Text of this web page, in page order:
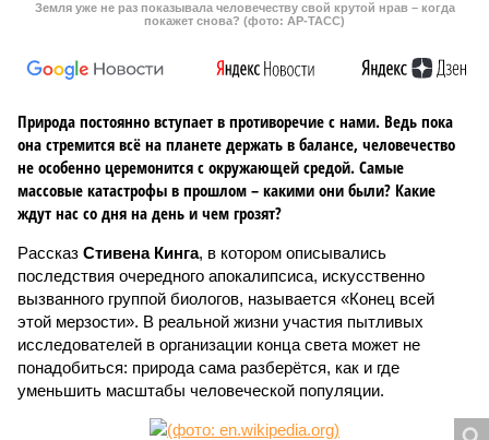
Земля уже не раз показывала человечеству свой крутой нрав – когда
покажет снова? (фото: АР-ТАСС)
Природа постоянно вступает в противоречие с нами. Ведь пока
она стремится всё на планете держать в балансе, человечество
не особенно церемонится с окружающей средой. Самые
массовые катастрофы в прошлом – какими они были? Какие
ждут нас со дня на день и чем грозят?
Рассказ Стивена Кинга, в котором описывались
последствия очередного апокалипсиса, искусственно
вызванного группой биологов, называется «Конец всей
этой мерзости». В реальной жизни участия пытливых
исследователей в организации конца света может не
понадобиться: природа сама разберётся, как и где
уменьшить масштабы человеческой популяции.